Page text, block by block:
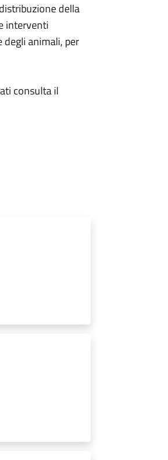
della
interventi
animali, per
consulta il